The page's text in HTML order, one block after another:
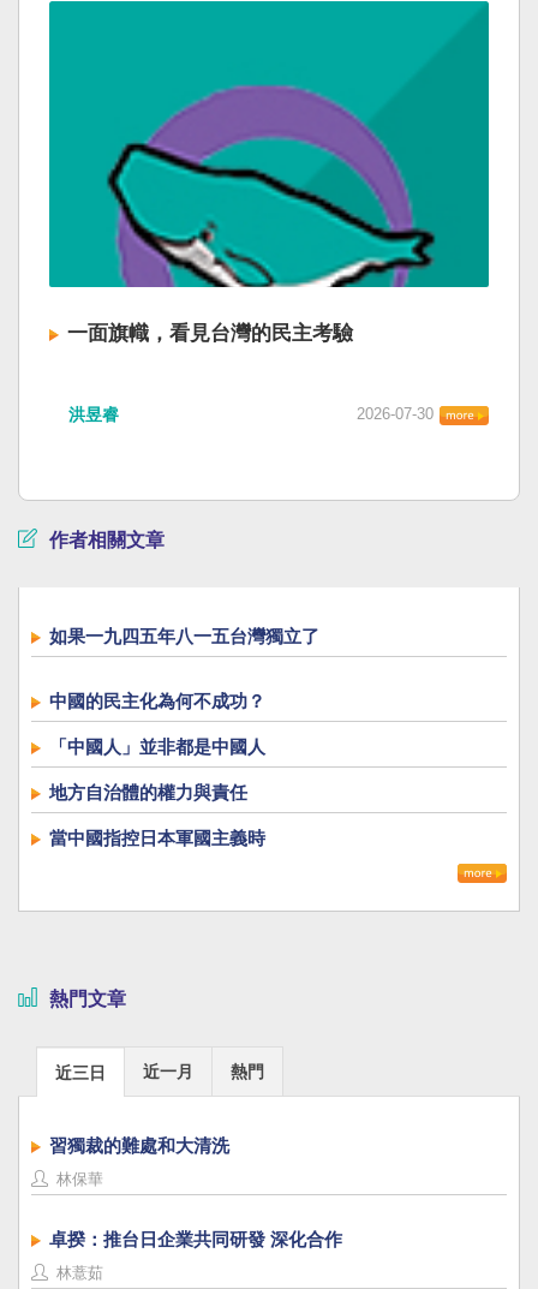
一面旗幟，看見台灣的民主考驗
洪昱睿 2026-07-30
作者相關文章
如果一九四五年八一五台灣獨立了
中國的民主化為何不成功？
「中國人」並非都是中國人
地方自治體的權力與責任
當中國指控日本軍國主義時
熱門文章
近三日 近一月 熱門
習獨裁的難處和大清洗
林保華
卓揆：推台日企業共同研發 深化合作
林薏茹